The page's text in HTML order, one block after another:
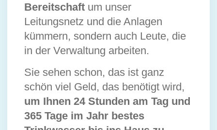
Bereitschaft um unser
Leitungsnetz und die Anlagen
kümmern, sondern auch Leute, die
in der Verwaltung arbeiten.
Sie sehen schon, das ist ganz
schön viel Geld, das benötigt wird,
um Ihnen 24 Stunden am Tag und
365 Tage im Jahr bestes